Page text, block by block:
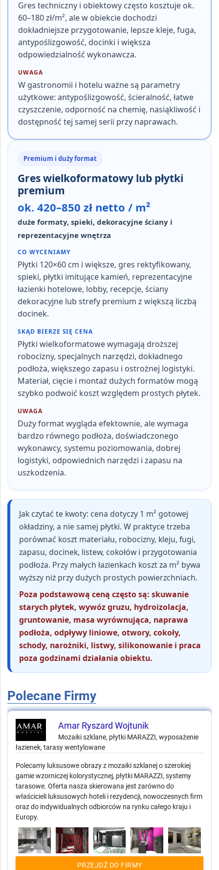
Gres techniczny i obiektowy często kosztuje ok.
60–180 zł/m², ale w obiekcie dochodzi
dokładniejsze przygotowanie, lepsze kleje, fuga,
antypoślizgowość, docinki i większa
odpowiedzialność wykonawcza.
UWAGA
W gastronomii i hotelu ważne są parametry
użytkowe: antypoślizgowość, ścieralność, łatwe
czyszczenie, odporność na chemię, nasiąkliwość i
dostępność tej samej serii przy naprawach.
Premium i duży format
Gres wielkoformatowy lub płytki
premium
ok. 420–850 zł netto / m²
duże formaty, spieki, dekoracyjne ściany i
reprezentacyjne wnętrza
CO WYCENIAMY
Płytki 120×60 cm i większe, gres rektyfikowany,
spieki, płytki imitujące kamień, reprezentacyjne
łazienki hotelowe, lobby, recepcje, ściany
dekoracyjne lub strefy premium z większą liczbą
docinek.
SKĄD BIERZE SIĘ CENA
Płytki wielkoformatowe wymagają droższej
robocizny, specjalnych narzędzi, dokładnego
podłoża, większego zapasu i ostrożnej logistyki.
Materiał, cięcie i montaż dużych formatów mogą
szybko podwoić koszt względem prostych płytek.
UWAGA
Duży format wygląda efektownie, ale wymaga
bardzo równego podłoża, doświadczonego
wykonawcy, systemu poziomowania, dobrej
logistyki, odpowiednich narzędzi i zapasu na
uszkodzenia.
Jak czytać te kwoty: cena dotyczy 1 m² gotowej
okładziny, a nie samej płytki. W praktyce trzeba
porównać koszt materiału, robocizny, kleju, fugi,
zapasu, docinek, listew, cokołów i przygotowania
podłoża. Przy małych łazienkach koszt za m² bywa
wyższy niż przy dużych prostych powierzchniach.
Poza podstawową ceną często są: skuwanie
starych płytek, wywóz gruzu, hydroizolacja,
gruntowanie, masa wyrównująca, naprawa
podłoża, odpływy liniowe, otwory, cokoły,
schody, narożniki, listwy, silikonowanie i praca
poza godzinami działania obiektu.
Polecane Firmy
Amar Ryszard Wojtunik
Mozaiki szklane, płytki MARAZZI, wyposażenie
łazienek, tarasy wentylowane
Polecamy luksusowe obrazy z mozaiki szklanej o szerokiej
gamie wzorniczej kolorystycznej, płytki MARAZZI, systemy
tarasowe. Oferta nasza skierowana jest zarówno do
właścicieli luksusowych hoteli i rezydencji, nowoczesnych firm
oraz do indywidualnych odbiorców na rynku całego kraju i
Europy.
PRZEJDŹ DO FIRMY